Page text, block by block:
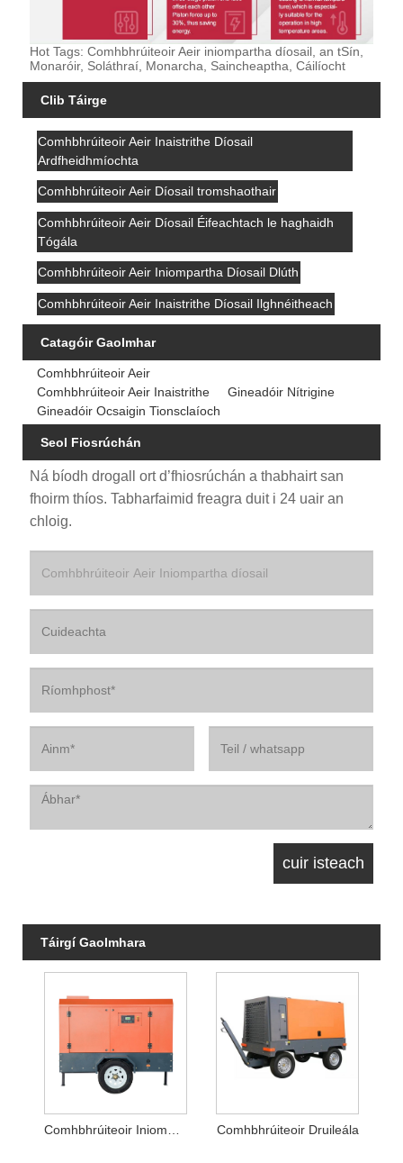
Hot Tags: Comhbhrúiteoir Aeir iniompartha díosail, an tSín,
Monaróir, Soláthraí, Monarcha, Saincheaptha, Cáilíocht
Clib Táirge
Comhbhrúiteoir Aeir Inaistrithe Díosail
Ardfheidhmíochta
Comhbhrúiteoir Aeir Díosail tromshaothair
Comhbhrúiteoir Aeir Díosail Éifeachtach le haghaidh
Tógála
Comhbhrúiteoir Aeir Iniompartha Díosail Dlúth
Comhbhrúiteoir Aeir Inaistrithe Díosail Ilghnéitheach
Catagóir Gaolmhar
Comhbhrúiteoir Aeir
Comhbhrúiteoir Aeir Inaistrithe
Gineadóir Nítrigine
Gineadóir Ocsaigin Tionsclaíoch
Seol Fiosrúchán
Ná bíodh drogall ort d’fhiosrúchán a thabhairt san
fhoirm thíos. Tabharfaimid freagra duit i 24 uair an
chloig.
Táirgí Gaolmhara
Comhbhrúiteoir Iniompartha Díosail Comhbhrúiteoir Druileála